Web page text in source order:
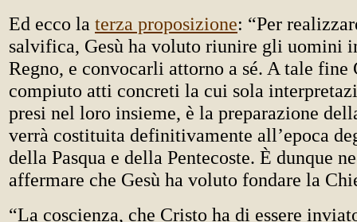
Ed ecco la terza proposizione: “Per
salvifica, Gesù ha voluto riunire gli uomini
Regno, e convocarli attorno a sé. A tale fine
compiuto atti concreti la cui sola
presi nel loro insieme, è la preparazione
verrà costituita definitivamente all’epoca
della Pasqua e della Pentecoste. È dunque
affermare che Gesù ha voluto fondare la
“La coscienza, che Cristo ha di essere